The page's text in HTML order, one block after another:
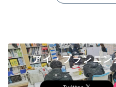
アイ・プランニ